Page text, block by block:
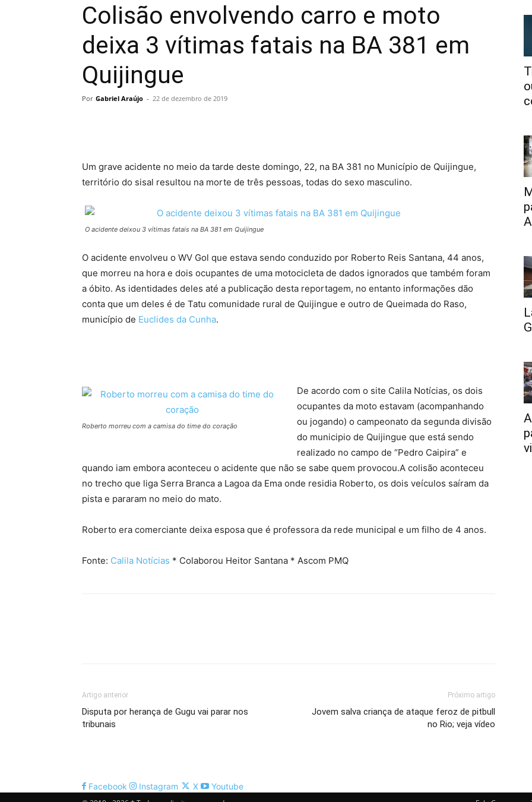
Colisão envolvendo carro e moto
deixa 3 vítimas fatais na BA 381 em
Quijingue
Por Gabriel Araújo - 22 de dezembro de 2019
Um grave acidente no meio da tarde deste domingo, 22, na BA 381 no Município de Quijingue,
território do sisal resultou na morte de três pessoas, todas do sexo masculino.
O acidente deixou 3 vítimas fatais na BA 381 em Quijingue
O acidente envolveu o WV Gol que estava sendo conduzido por Roberto Reis Santana, 44 anos,
que morreu na hora e dois ocupantes de uma motocicleta de dados ignorados que também foram
a óbito. As identidades deles até a publicação desta reportagem, no entanto informações dão
conta que um deles é de Tatu comunidade rural de Quijingue e outro de Queimada do Raso,
município de Euclides da Cunha.
Roberto morreu com a camisa do time do coração
De acordo com o site Calila Notícias, os dois
ocupantes da moto estavam (acompanhando
ou jogando) o campeonato da segunda divisão
do municipio de Quijingue que está sendo
realizado no campo de “Pedro Caipira” e
quando iam embora aconteceu o acidente que não se sabe quem provocou.A colisão aconteceu
no trecho que liga Serra Branca a Lagoa da Ema onde residia Roberto, os dois veículos saíram da
pista e pararam no meio do mato.
Roberto era comerciante deixa esposa que é professora da rede municipal e um filho de 4 anos.
Fonte: Calila Notícias * Colaborou Heitor Santana * Ascom PMQ
Artigo anterior
Disputa por herança de Gugu vai parar nos
tribunais
Próximo artigo
Jovem salva criança de ataque feroz de pitbull
no Rio; veja vídeo
Facebook Instagram X
Youtube